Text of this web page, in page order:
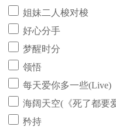
姐妹二人梭对梭
好心分手
梦醒时分
领悟
每天爱你多一些(Live)
海阔天空(《死了都要
矜持